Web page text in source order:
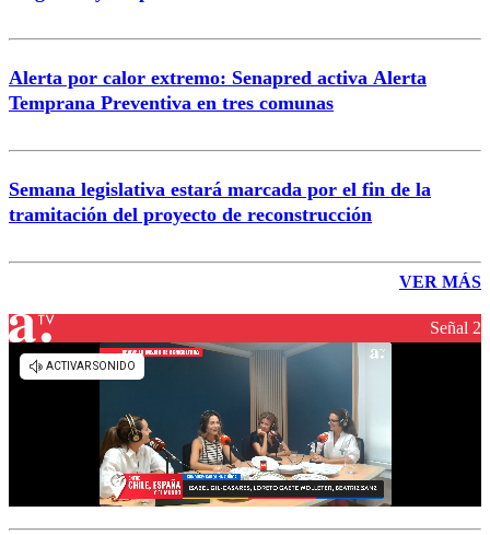
Alerta por calor extremo: Senapred activa Alerta
Temprana Preventiva en tres comunas
Semana legislativa estará marcada por el fin de la
tramitación del proyecto de reconstrucción
VER MÁS
Señal 2